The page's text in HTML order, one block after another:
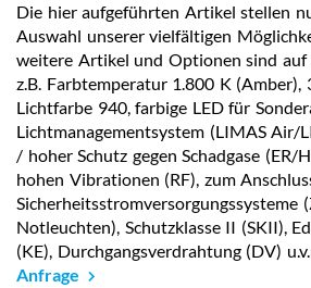
Die hier aufgeführten Artikel stellen
Auswahl unserer vielfältigen
weitere Artikel und Optionen sind auf
z.B. Farbtemperatur 1.800 K (Amber),
Lichtfarbe 940, farbige LED für
Lichtmanagementsystem (LIMAS Air/
/ hoher Schutz gegen Schadgase (ER/
hohen Vibrationen (RF), zum
Sicherheitsstromversorgungssysteme
Notleuchten), Schutzklasse II (SKII),
(KE), Durchgangsverdrahtung (DV)
Anfrage